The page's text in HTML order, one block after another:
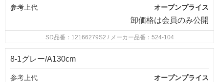
参考上代 オープンプライス
卸価格は会員のみ公開
SD品番：12166279S2 / メーカー品番：524-104
8-1グレー/A130cm
参考上代 オープンプライス